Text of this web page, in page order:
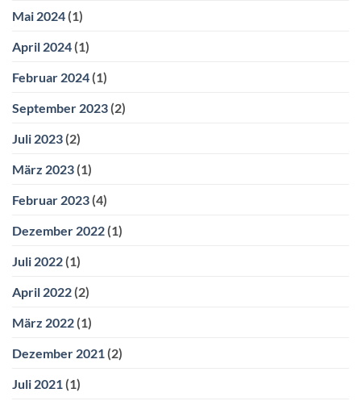
Mai 2024 (1)
April 2024 (1)
Februar 2024 (1)
September 2023 (2)
Juli 2023 (2)
März 2023 (1)
Februar 2023 (4)
Dezember 2022 (1)
Juli 2022 (1)
April 2022 (2)
März 2022 (1)
Dezember 2021 (2)
Juli 2021 (1)